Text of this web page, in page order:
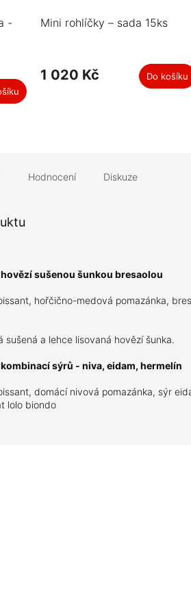
-
Mini rohlíčky – sada 15ks
1 020 Kč Do košíku
Hodnocení Diskuze
sušenou šunkou bresaolou
hořčično-medová pomazánka,
sušená a lehce lisovaná hovězí šunka.
sýrů - niva, eidam, hermelín
domácí nivová pomazánka, sýr
lolo biondo